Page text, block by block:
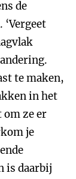
de
‘Vergeet
te maken,
in het
om ze er
je
is daarbij